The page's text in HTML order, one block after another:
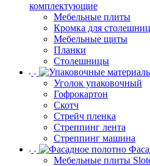
комплектующие
Мебельные плиты
Кромка для столешниц
Мебельные щиты
Планки
Столешницы
Уголок упаковочный
Гофрокартон
Скотч
Стрейч пленка
Стреппинг лента
Стреппинг машина
Мебельные плиты